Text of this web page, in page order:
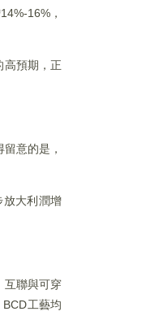
16%，
高預期，正
意的是，
放大利潤增
互聯與可穿
工藝均